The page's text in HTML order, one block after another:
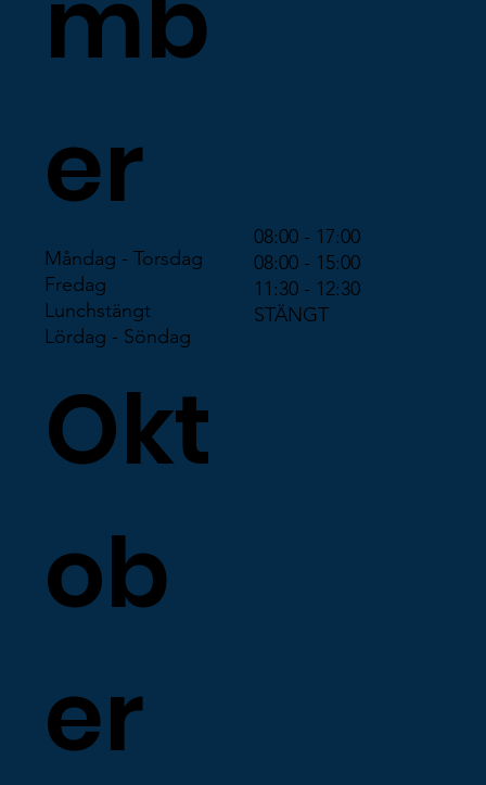
er
Måndag - Torsdag
Fredag
Lunchstängt
Lördag - Söndag
08:00 - 17:00
08:00 - 15:00
11:30 - 12:30
STÄNGT
Okt
ob
er